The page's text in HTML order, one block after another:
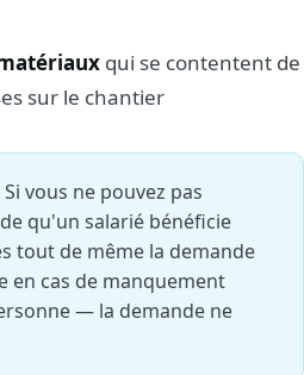
qui se contentent de
sur le chantier
Si vous ne pouvez pas
qu'un salarié bénéficie
tout de même la demande
en cas de manquement
— la demande ne